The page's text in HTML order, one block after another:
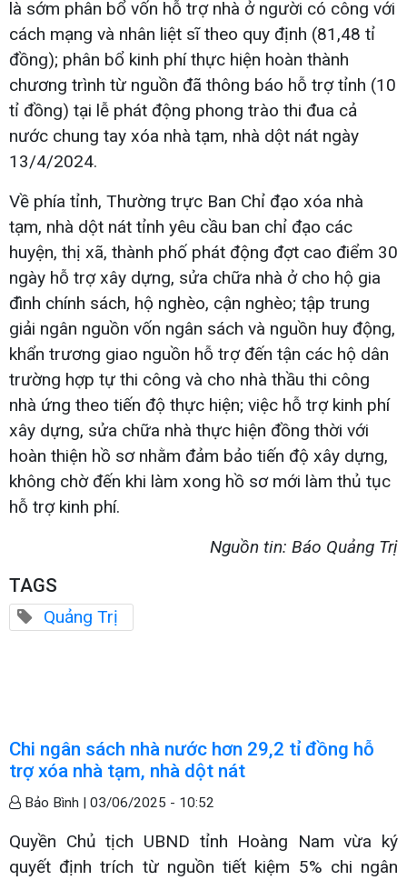
là sớm phân bổ vốn hỗ trợ nhà ở người có công với
cách mạng và nhân liệt sĩ theo quy định (81,48 tỉ
đồng); phân bổ kinh phí thực hiện hoàn thành
chương trình từ nguồn đã thông báo hỗ trợ tỉnh (10
tỉ đồng) tại lễ phát động phong trào thi đua cả
nước chung tay xóa nhà tạm, nhà dột nát ngày
13/4/2024.
Về phía tỉnh, Thường trực Ban Chỉ đạo xóa nhà
tạm, nhà dột nát tỉnh yêu cầu ban chỉ đạo các
huyện, thị xã, thành phố phát động đợt cao điểm 30
ngày hỗ trợ xây dựng, sửa chữa nhà ở cho hộ gia
đình chính sách, hộ nghèo, cận nghèo; tập trung
giải ngân nguồn vốn ngân sách và nguồn huy động,
khẩn trương giao nguồn hỗ trợ đến tận các hộ dân
trường hợp tự thi công và cho nhà thầu thi công
nhà ứng theo tiến độ thực hiện; việc hỗ trợ kinh phí
xây dựng, sửa chữa nhà thực hiện đồng thời với
hoàn thiện hồ sơ nhằm đảm bảo tiến độ xây dựng,
không chờ đến khi làm xong hồ sơ mới làm thủ tục
hỗ trợ kinh phí.
Nguồn tin: Báo Quảng Trị
TAGS
Quảng Trị
Chi ngân sách nhà nước hơn 29,2 tỉ đồng hỗ
trợ xóa nhà tạm, nhà dột nát
Bảo Bình | 03/06/2025 - 10:52
Quyền Chủ tịch UBND tỉnh Hoàng Nam vừa ký
quyết định trích từ nguồn tiết kiệm 5% chi ngân